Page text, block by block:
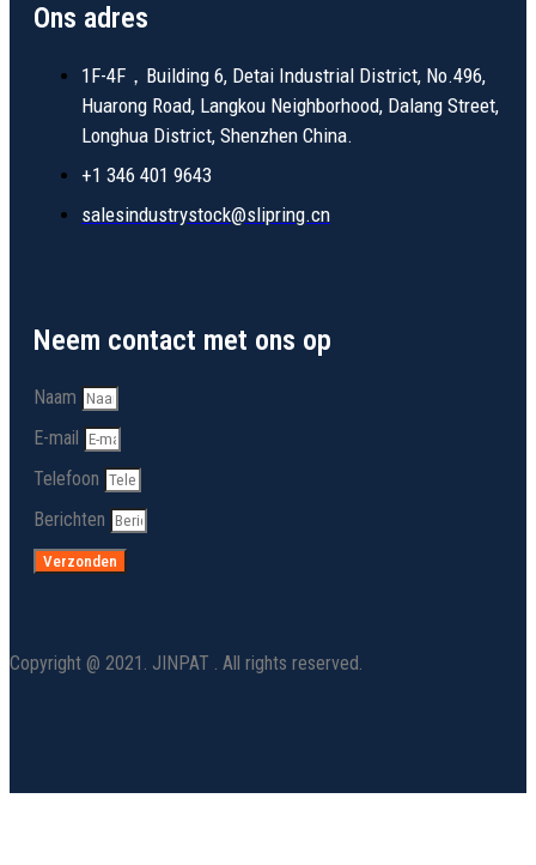
Ons adres
1F-4F，Building 6, Detai Industrial District, No.496,
Huarong Road, Langkou Neighborhood, Dalang Street,
Longhua District, Shenzhen China.
+1 346 401 9643
salesindustrystock@slipring.cn
Neem contact met ons op
Naam
E-mail
Telefoon
Berichten
Verzonden
Copyright @ 2021. JINPAT . All rights reserved.